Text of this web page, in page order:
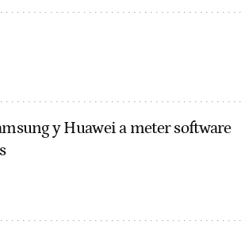
y Huawei a meter software